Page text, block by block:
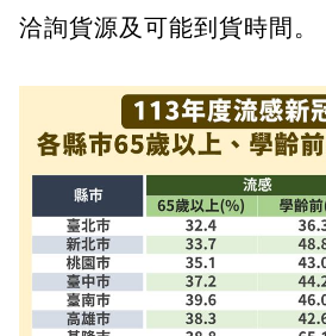
洽詢貨源及可能到貨時間。